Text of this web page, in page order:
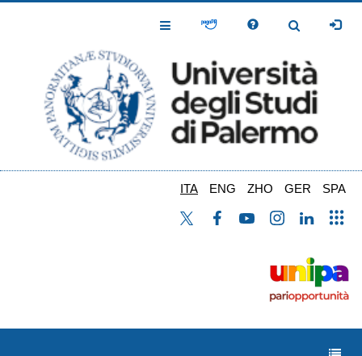
Toggle
Toggle
ITA ENG ZHO GER SPA